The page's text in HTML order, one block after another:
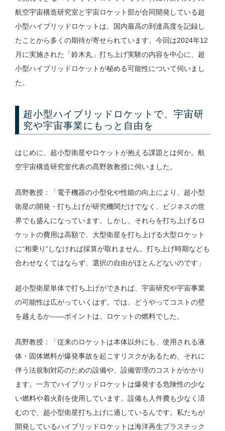
航空宇宙構造研究室と宇宙ロケット部が合同開発している超
小型ハイブリッドロケットは、国内最高の到達高度を記録し
たことから多くの期待が寄せられています。今回は2024年12
月に実施された「鈴木丸」打ち上げ実験の内容を中心に、超
小型ハイブリッドロケットが秘める可能性について伺いまし
た。
超小型ハイブリッドロケットで、宇宙研
究や宇宙事業にもっと自由を
はじめに、超小型衛星やロケットが抱える課題とは何か。航
空宇宙構造研究室代表の髙野敦教授に伺いました。
髙野教授：「電子機器の小型化や性能の向上により、超小型
衛星の開発・打ち上げが研究機関だけでなく、ビジネスの世
界でも盛んになっています。しかし、それらを打ち上げるロ
ケットの費用は高額で、大型衛星を打ち上げる大型ロケット
に“相乗り”しなければ採算が取れません。打ち上げ時期なども
合わせなくてはならず、選択の自由がほとんどないのです」
超小型衛星単体で打ち上げができれば、宇宙研究や宇宙事業
の可能性は広がっていくはず。では、どうやってコストの壁
を越えるか——ポイントは、ロケットの燃料でした。
髙野教授：「従来のロケットは本体以外にも、使用される液
体・固体燃料が爆発事故を起こすリスクがあるため、それに
伴う法規制対応のための設備や、設備管理のコストがかかり
ます。一方でハイブリッドロケットは爆発する危険性の少な
い燃料や着火剤を使用しています。設備も人件費も少なく済
むので、超小型衛星打ち上げに適しているんです。私たちが
開発しているハイブリッドロケットは海洋再生プラスチック